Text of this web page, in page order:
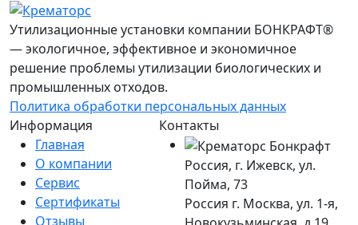
Утилизационные установки компании БОНКРАФТ®
— экологичное, эффективное и экономичное
решение проблемы утилизации биологических и
промышленных отходов.
Политика обработки персональных данных
Информация
Главная
О компании
Сервис
Сертификаты
Отзывы
Контакты
Россия, г. Ижевск, ул.
Пойма, 73
Россия г. Москва, ул. 1-я,